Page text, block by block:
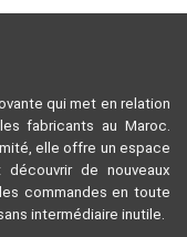
qui met en relation
fabricants au Maroc.
elle offre un espace
de nouveaux
commandes en toute
intermédiaire inutile.